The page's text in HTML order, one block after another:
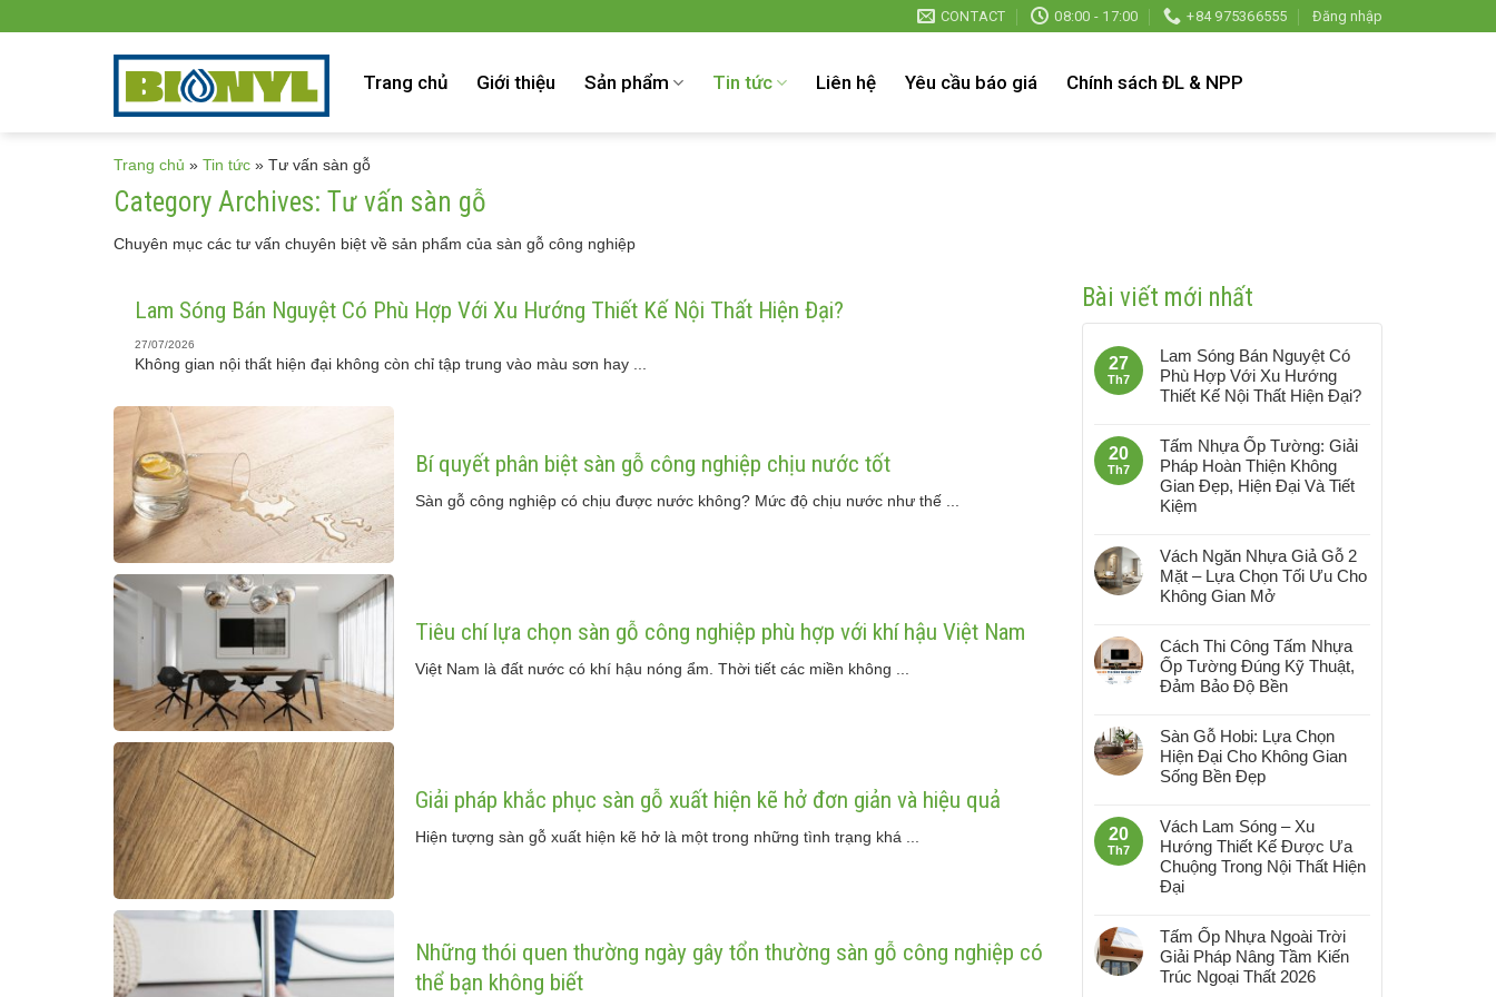
to
CONTACT 08:00 - 17:00 +84 975366555 Đăng nhập
Trang chủ Giới thiệu Sản phẩm Tin tức Liên hệ Yêu cầu báo giá Chính sách ĐL & NPP
Trang chủ » Tin tức » Tư vấn sàn gỗ
Category Archives: Tư vấn sàn gỗ
Chuyên mục các tư vấn chuyên biệt về sản phẩm của sàn gỗ công nghiệp
Lam Sóng Bán Nguyệt Có Phù Hợp Với Xu Hướng Thiết Kế Nội Thất Hiện Đại?
27/07/2026
Không gian nội thất hiện đại không còn chỉ tập trung vào màu sơn hay ...
Bí quyết phân biệt sàn gỗ công nghiệp chịu nước tốt
Sàn gỗ công nghiệp có chịu được nước không? Mức độ chịu nước như thế ...
Tiêu chí lựa chọn sàn gỗ công nghiệp phù hợp với khí hậu Việt Nam
Việt Nam là đất nước có khí hậu nóng ẩm. Thời tiết các miền không ...
Giải pháp khắc phục sàn gỗ xuất hiện kẽ hở đơn giản và hiệu quả
Hiện tượng sàn gỗ xuất hiện kẽ hở là một trong những tình trạng khá ...
Những thói quen thường ngày gây tổn thường sàn gỗ công nghiệp có
thể bạn không biết
Bài viết mới nhất
27
Th7
Lam Sóng Bán Nguyệt Có
Phù Hợp Với Xu Hướng
Thiết Kế Nội Thất Hiện Đại?
20
Th7
Tấm Nhựa Ốp Tường: Giải
Pháp Hoàn Thiện Không
Gian Đẹp, Hiện Đại Và Tiết
Kiệm
Vách Ngăn Nhựa Giả Gỗ 2
Mặt – Lựa Chọn Tối Ưu Cho
Không Gian Mở
Cách Thi Công Tấm Nhựa
Ốp Tường Đúng Kỹ Thuật,
Đảm Bảo Độ Bền
Sàn Gỗ Hobi: Lựa Chọn
Hiện Đại Cho Không Gian
Sống Bền Đẹp
20
Th7
Vách Lam Sóng – Xu
Hướng Thiết Kế Được Ưa
Chuộng Trong Nội Thất Hiện
Đại
Tấm Ốp Nhựa Ngoài Trời
Giải Pháp Nâng Tầm Kiến
Trúc Ngoại Thất 2026